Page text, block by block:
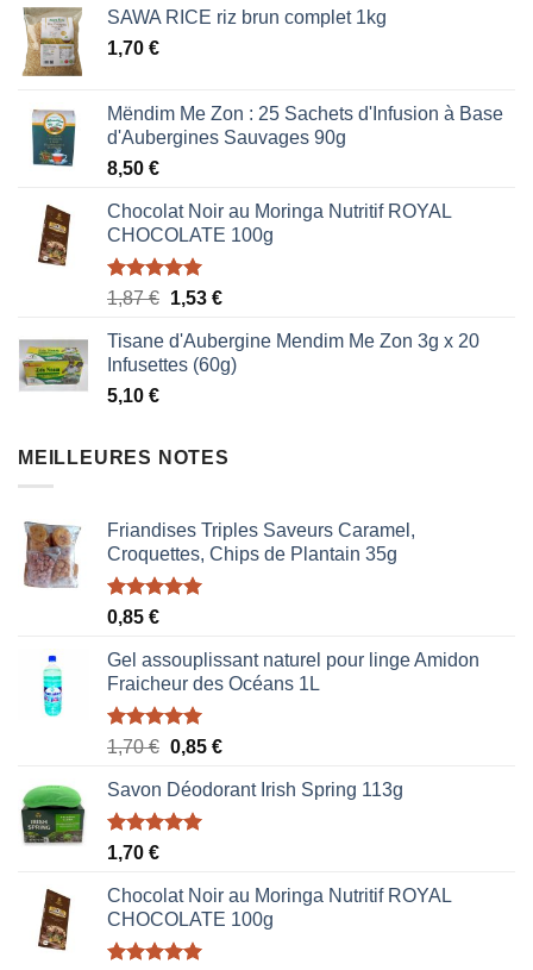
SAWA RICE riz brun complet 1kg
1,70 €
Mëndim Me Zon : 25 Sachets d'Infusion à Base
d'Aubergines Sauvages 90g
8,50 €
Chocolat Noir au Moringa Nutritif ROYAL
CHOCOLATE 100g
Note5.00
1,87€ Le
initial
était :
1,53 €Le
actuel
est :
Tisane d'Aubergine Mendim Me Zon 3g x 20
Infusettes (60g)
5,10 €
MEILLEURES NOTES
Friandises Triples Saveurs Caramel,
Croquettes, Chips de Plantain 35g
Note5.00
0,85 €
Gel assouplissant naturel pour linge Amidon
Fraicheur des Océans 1L
Note5.00
1,70€ Le
initial
était :
0,85 €Le
actuel
Savon Déodorant Irish Spring 113g
Note5.00
1,70 €
Chocolat Noir au Moringa Nutritif ROYAL
CHOCOLATE 100g